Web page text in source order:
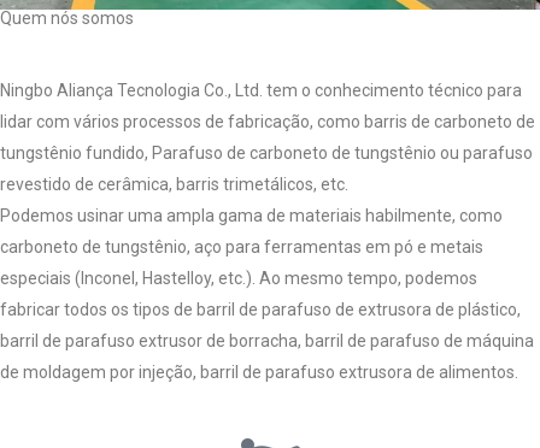
Quem nós somos
Ningbo Aliança Tecnologia Co., Ltd. tem o conhecimento técnico para
lidar com vários processos de fabricação, como barris de carboneto de
tungstênio fundido, Parafuso de carboneto de tungstênio ou parafuso
revestido de cerâmica, barris trimetálicos, etc.
Podemos usinar uma ampla gama de materiais habilmente, como
carboneto de tungstênio, aço para ferramentas em pó e metais
especiais (Inconel, Hastelloy, etc.). Ao mesmo tempo, podemos
fabricar todos os tipos de barril de parafuso de extrusora de plástico,
barril de parafuso extrusor de borracha, barril de parafuso de máquina
de moldagem por injeção, barril de parafuso extrusora de alimentos.